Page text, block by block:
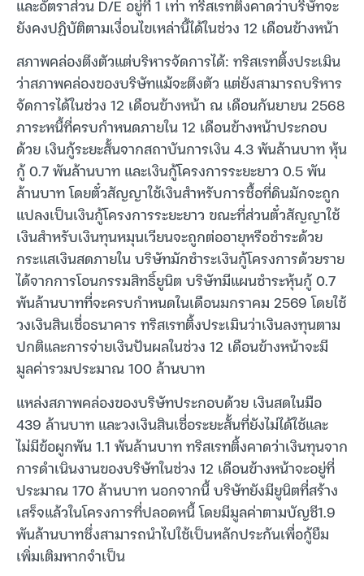
และอัตราส่วน D/E อยู่ที่ 1 เท่า ทริสเรทติ้งคาดว่าบริษัทจะ
ยังคงปฏิบัติตามเงื่อนไขเหล่านี้ได้ในช่วง 12 เดือนข้างหน้า
สภาพคล่องตึงตัวแต่บริหารจัดการได้: ทริสเรทติ้งประเมิน
ว่าสภาพคล่องของบริษัทแม้จะตึงตัว แต่ยังสามารถบริหาร
จัดการได้ในช่วง 12 เดือนข้างหน้า ณ เดือนกันยายน 2568
ภาระหนี้ที่ครบกำหนดภายใน 12 เดือนข้างหน้าประกอบ
ด้วย เงินกู้ระยะสั้นจากสถาบันการเงิน 4.3 พันล้านบาท หุ้น
กู้ 0.7 พันล้านบาท และเงินกู้โครงการระยะยาว 0.5 พัน
ล้านบาท โดยตั๋วสัญญาใช้เงินสำหรับการซื้อที่ดินมักจะถูก
แปลงเป็นเงินกู้โครงการระยะยาว ขณะที่ส่วนตั๋วสัญญาใช้
เงินสำหรับเงินทุนหมุนเวียนจะถูกต่ออายุหรือชำระด้วย
กระแสเงินสดภายใน บริษัทมักชำระเงินกู้โครงการด้วยราย
ได้จากการโอนกรรมสิทธิ์ยูนิต บริษัทมีแผนชำระหุ้นกู้ 0.7
พันล้านบาทที่จะครบกำหนดในเดือนมกราคม 2569 โดยใช้
วงเงินสินเชื่อธนาคาร ทริสเรทติ้งประเมินว่าเงินลงทุนตาม
ปกติและการจ่ายเงินปันผลในช่วง 12 เดือนข้างหน้าจะมี
มูลค่ารวมประมาณ 100 ล้านบาท
แหล่งสภาพคล่องของบริษัทประกอบด้วย เงินสดในมือ
439 ล้านบาท และวงเงินสินเชื่อระยะสั้นที่ยังไม่ได้ใช้และ
ไม่มีข้อผูกพัน 1.1 พันล้านบาท ทริสเรทติ้งคาดว่าเงินทุนจาก
การดำเนินงานของบริษัทในช่วง 12 เดือนข้างหน้าจะอยู่ที่
ประมาณ 170 ล้านบาท นอกจากนี้ บริษัทยังมียูนิตที่สร้าง
เสร็จแล้วในโครงการที่ปลอดหนี้ โดยมีมูลค่าตามบัญชี1.9
พันล้านบาทซึ่งสามารถนำไปใช้เป็นหลักประกันเพื่อกู้ยืม
เพิ่มเติมหากจำเป็น